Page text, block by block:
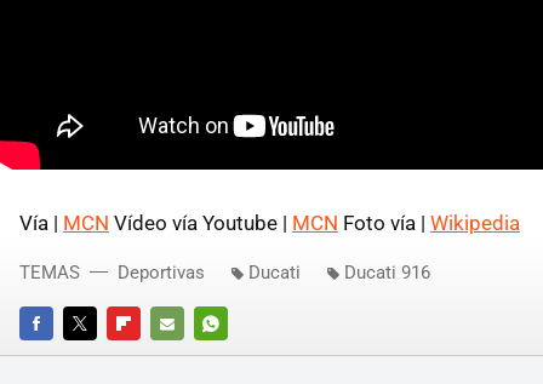
Vía | MCN Vídeo vía Youtube | MCN Foto vía | Wikipedia
FACEBOOKTWITTERFLIPBOARD
E-
WHATSAPP
TEMAS Deportivas Ducati Ducati 916